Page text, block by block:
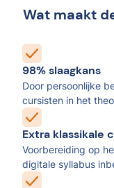
Wat maakt
98% slaagkans
Door persoonlijke
cursisten in het
Extra klassikale
Voorbereiding op
digitale syllabus